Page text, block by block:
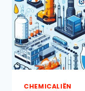
CHEMICALIËN